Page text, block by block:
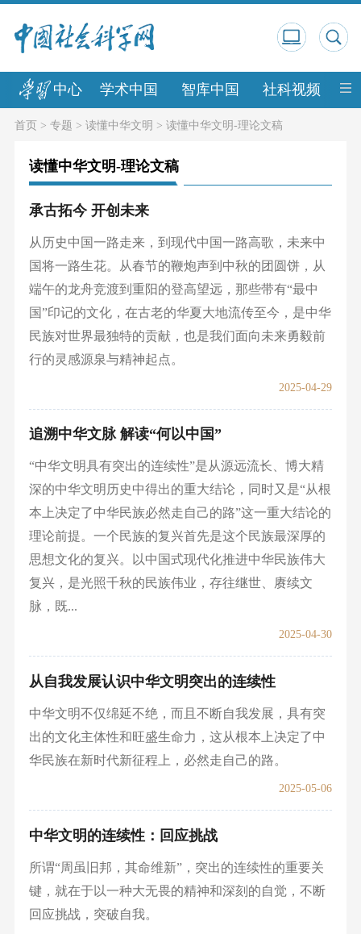
中心 学术中国 智库中国 社科视频 中
首页> 专题 > 读懂中华文明 > 读懂中华文明-理论文稿
读懂中华文明-理论文稿
承古拓今 开创未来
从历史中国一路走来，到现代中国一路高歌，未来中
国将一路生花。从春节的鞭炮声到中秋的团圆饼，从
端午的龙舟竞渡到重阳的登高望远，那些带有“最中
国”印记的文化，在古老的华夏大地流传至今，是中华
民族对世界最独特的贡献，也是我们面向未来勇毅前
行的灵感源泉与精神起点。
2025-04-29
追溯中华文脉 解读“何以中国”
“中华文明具有突出的连续性”是从源远流长、博大精
深的中华文明历史中得出的重大结论，同时又是“从根
本上决定了中华民族必然走自己的路”这一重大结论的
理论前提。一个民族的复兴首先是这个民族最深厚的
思想文化的复兴。以中国式现代化推进中华民族伟大
复兴，是光照千秋的民族伟业，存往继世、赓续文
脉，既...
2025-04-30
从自我发展认识中华文明突出的连续性
中华文明不仅绵延不绝，而且不断自我发展，具有突
出的文化主体性和旺盛生命力，这从根本上决定了中
华民族在新时代新征程上，必然走自己的路。
2025-05-06
中华文明的连续性：回应挑战
所谓“周虽旧邦，其命维新”，突出的连续性的重要关
键，就在于以一种大无畏的精神和深刻的自觉，不断
回应挑战，突破自我。